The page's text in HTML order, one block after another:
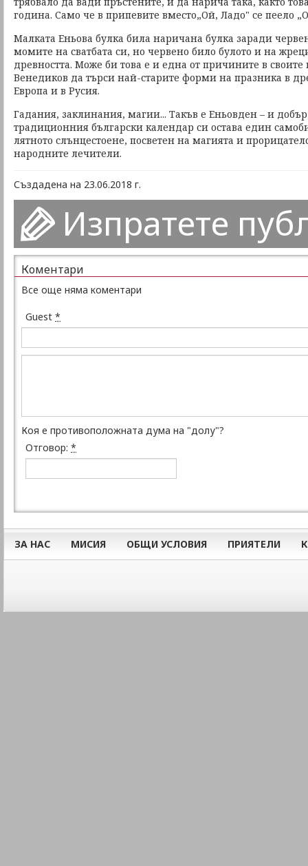
година. Само че в припевите вместо„Ой, Ладо" се пеело
Малката Еньова булка била наричана булка заради
момите на сватбата си, но червено било булото и на
древността. Може би това е и една от причините в
Венедиков да търси най-старите форми на празника в
Европа и в Русия.
Гадания, заклинания, магии... Такъв е Еньовден – и
традиционния български календар си остава един
лятното слънцестоене, посветен на магията и
народните лечители.
Създадена на 23.06.2018 г.
Изпратете
Коментари
Все още няма коментари
Guest *
Коя е противоположната дума на "долу"?
Отговор: *
ЗА НАС МИСИЯ ОБЩИ УСЛОВИЯ ПРИЯТЕЛИ